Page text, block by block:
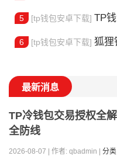
5 [tp钱包安卓下载] TP钱包
6 [tp钱包安卓下载] 狐狸钱
最新消息
TP冷钱包交易授权全
全防线
2026-08-07 | 作者: qbadmin | 分